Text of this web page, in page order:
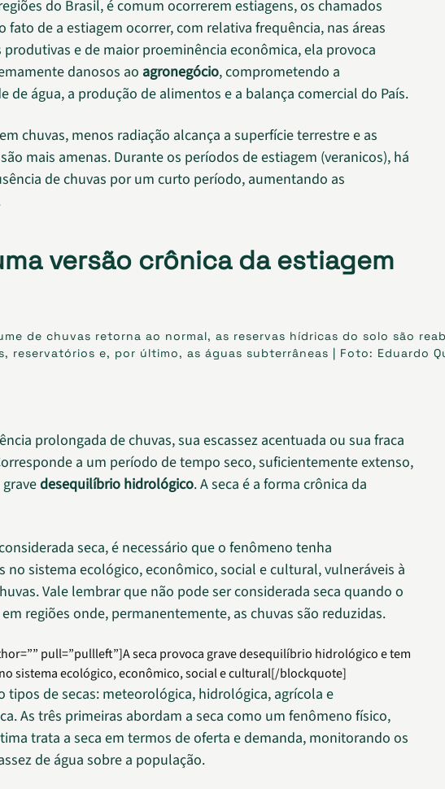
do Brasil, é comum ocorrerem estiagens, os chamados
fato de a estiagem ocorrer, com relativa frequência, nas áreas
produtivas e de maior proeminência econômica, ela provoca
danosos ao agronegócio, comprometendo a
de água, a produção de alimentos e a balança comercial do País.
chuvas, menos radiação alcança a superfície terrestre e as
mais amenas. Durante os períodos de estiagem (veranicos), há
de chuvas por um curto período, aumentando as
versão crônica da estiagem
de chuvas retorna ao normal, as reservas hídricas do solo são
reservatórios e, por último, as águas subterrâneas | Foto: Eduardo
prolongada de chuvas, sua escassez acentuada ou sua fraca
a um período de tempo seco, suficientemente extenso,
desequilíbrio hidrológico. A seca é a forma crônica da
seca, é necessário que o fenômeno tenha
no sistema ecológico, econômico, social e cultural, vulneráveis à
Vale lembrar que não pode ser considerada seca quando o
regiões onde, permanentemente, as chuvas são reduzidas.
pull=”pullleft”]A seca provoca grave desequilíbrio hidrológico e tem
sistema ecológico, econômico, social e cultural[/blockquote]
tipos de secas: meteorológica, hidrológica, agrícola e
As três primeiras abordam a seca como um fenômeno físico,
trata a seca em termos de oferta e demanda, monitorando os
de água sobre a população.